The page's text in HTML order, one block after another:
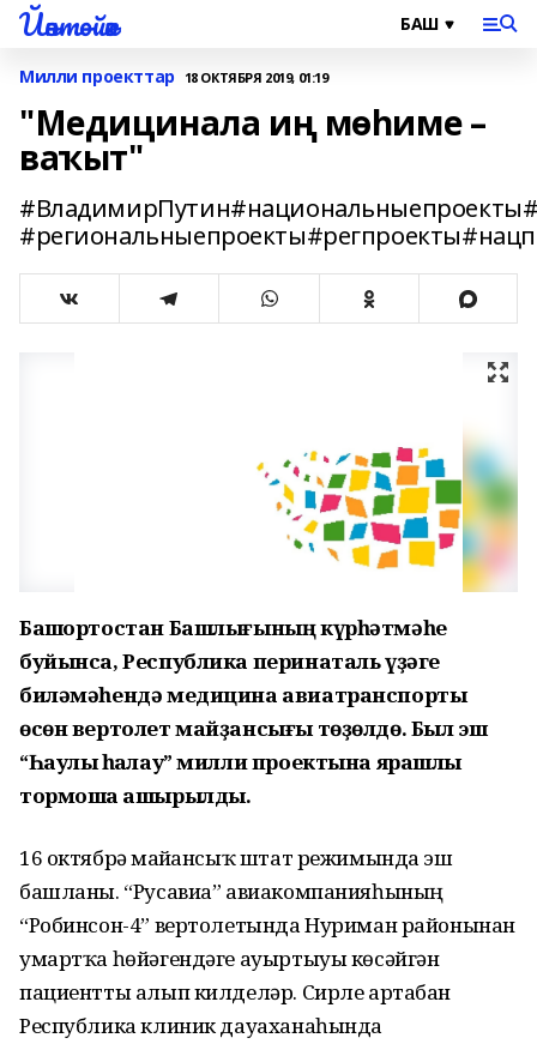
Йәнтөйәк
Милли проекттар 18 ОКТЯБРЯ 2019, 01:19
"Медицинала иң мөһиме –
ваҡыт"
Башҡортостан Башлығының күрһәтмәһе
буйынса, Республика перинаталь үҙәге
биләмәһендә медицина авиатранспорты
өсөн вертолет майҙансығы төҙөлдө. Был эш
“Һаулыҡ һаҡлау” милли проектына ярашлы
тормошҡа ашырылды.
16 октябрҙә майҙансыҡ штат режимында эш
башланы. “Русавиа” авиакомпанияһының
“Робинсон-4” вертолетында Нуриман районынан
умартҡа һөйәгендәге ауыртыуы көсәйгән
пациентты алып килделәр. Сирле артабан
Республика клиник дауаханаһында